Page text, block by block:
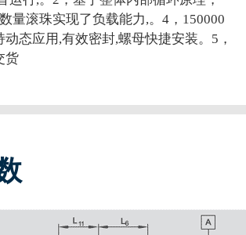
量滚珠实现了负载能力,。4，150000
动态应用,有效密封,螺母快捷安装。5，
货